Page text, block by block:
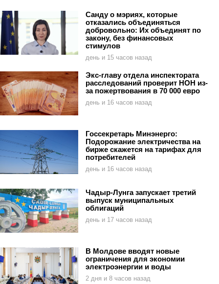
Санду о мэриях, которые
отказались объединяться
добровольно: Их объединят по
закону, без финансовых
стимулов
день и 15 часов назад
Экс-главу отдела инспектората
расследований проверит НОН из-
за пожертвования в 70 000 евро
день и 16 часов назад
Госсекретарь Минэнерго:
Подорожание электричества на
бирже скажется на тарифах для
потребителей
день и 16 часов назад
Чадыр-Лунга запускает третий
выпуск муниципальных
облигаций
день и 17 часов назад
В Молдове вводят новые
ограничения для экономии
электроэнергии и воды
2 дня и 8 часов назад